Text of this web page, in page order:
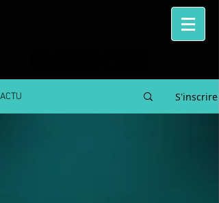
ACTU S'inscrire